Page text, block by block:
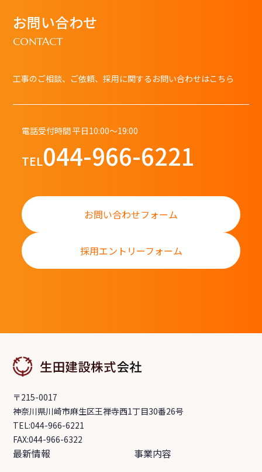
お問い合わせ
CONTACT
工事のご相談、ご依頼、採用に関するお問い合わせはこちら
電話受付時間 平日10:00～19:00
TEL044-966-6221
お問い合わせフォーム
採用エントリーフォーム
〒215-0017
神奈川県川崎市麻生区王禅寺西1丁目30番26号
TEL:044-966-6221
FAX:044-966-6322
最新情報 事業内容